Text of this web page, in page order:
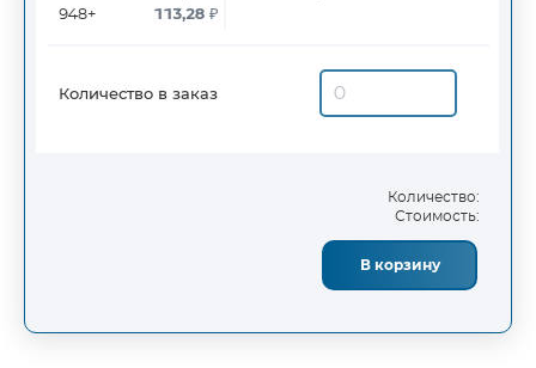
948+
113,28₽
Количество в заказ
Количество:
Стоимость:
В корзину